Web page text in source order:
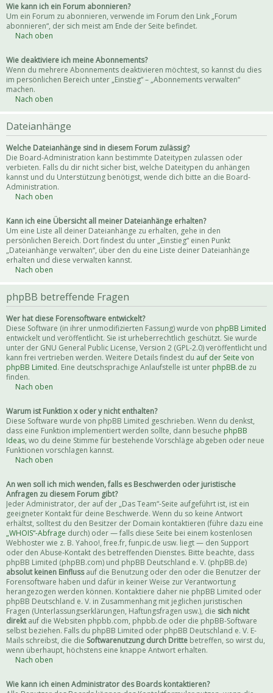
Wie kann ich ein Forum abonnieren?
Um ein Forum zu abonnieren, verwende im Forum den Link „Forum
abonnieren“, der sich meist am Ende der Seite befindet.
Nach oben
Wie deaktiviere ich meine Abonnements?
Wenn du mehrere Abonnements deaktivieren möchtest, so kannst du dies
im persönlichen Bereich unter „Einstieg“ – „Abonnements verwalten“
machen.
Nach oben
Dateianhänge
Welche Dateianhänge sind in diesem Forum zulässig?
Die Board-Administration kann bestimmte Dateitypen zulassen oder
verbieten. Falls du dir nicht sicher bist, welche Dateitypen du anhängen
kannst und du Unterstützung benötigst, wende dich bitte an die Board-
Administration.
Nach oben
Kann ich eine Übersicht all meiner Dateianhänge erhalten?
Um eine Liste all deiner Dateianhänge zu erhalten, gehe in den
persönlichen Bereich. Dort findest du unter „Einstieg“ einen Punkt
„Dateianhänge verwalten“, über den du eine Liste deiner Dateianhänge
erhalten und diese verwalten kannst.
Nach oben
phpBB betreffende Fragen
Wer hat diese Forensoftware entwickelt?
Diese Software (in ihrer unmodifizierten Fassung) wurde von phpBB Limited
entwickelt und veröffentlicht. Sie ist urheberrechtlich geschützt. Sie wurde
unter der GNU General Public License, Version 2 (GPL-2.0) veröffentlicht und
kann frei vertrieben werden. Weitere Details findest du auf der Seite von
phpBB Limited. Eine deutschsprachige Anlaufstelle ist unter phpBB.de zu
finden.
Nach oben
Warum ist Funktion x oder y nicht enthalten?
Diese Software wurde von phpBB Limited geschrieben. Wenn du denkst,
dass eine Funktion implementiert werden sollte, dann besuche phpBB
Ideas, wo du deine Stimme für bestehende Vorschläge abgeben oder neue
Funktionen vorschlagen kannst.
Nach oben
An wen soll ich mich wenden, falls es Beschwerden oder juristische
Anfragen zu diesem Forum gibt?
Jeder Administrator, der auf der „Das Team“-Seite aufgeführt ist, ist ein
geeigneter Kontakt für deine Beschwerde. Wenn du so keine Antwort
erhältst, solltest du den Besitzer der Domain kontaktieren (führe dazu eine
„WHOIS“-Abfrage durch) oder — falls diese Seite bei einem kostenlosen
Webhoster wie z. B. Yahoo!, free.fr, funpic.de usw. liegt — den Support
oder den Abuse-Kontakt des betreffenden Dienstes. Bitte beachte, dass
phpBB Limited (phpBB.com) und phpBB Deutschland e. V. (phpBB.de)
absolut keinen Einflussauf die Benutzung oder den oder die Benutzer der
Forensoftware haben und dafür in keiner Weise zur Verantwortung
herangezogen werden können. Kontaktiere daher nie phpBB Limited oder
phpBB Deutschland e. V. in Zusammenhang mit jeglichen juristischen
Fragen (Unterlassungserklärungen, Haftungsfragen usw.), die sich nicht
direktauf die Websiten phpbb.com, phpbb.de oder die phpBB-Software
selbst beziehen. Falls du phpBB Limited oder phpBB Deutschland e. V. E-
Mails schreibst, die die Softwarenutzung durch Dritte betreffen, so wirst du,
wenn überhaupt, höchstens eine knappe Antwort erhalten.
Nach oben
Wie kann ich einen Administrator des Boards kontaktieren?